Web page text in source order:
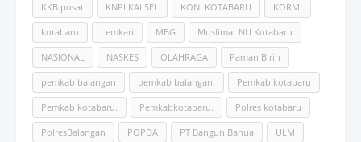
KKB pusat KNPI KALSEL KONI KOTABARU KORMI
kotabaru Lemkari MBG Muslimat NU Kotabaru
NASIONAL NASKES OLAHRAGA Paman Birin
pemkab balangan pemkab balangan. Pemkab kotabaru
Pemkab kotabaru. Pemkabkotabaru. Polres kotabaru
PolresBalangan POPDA PT Bangun Banua ULM